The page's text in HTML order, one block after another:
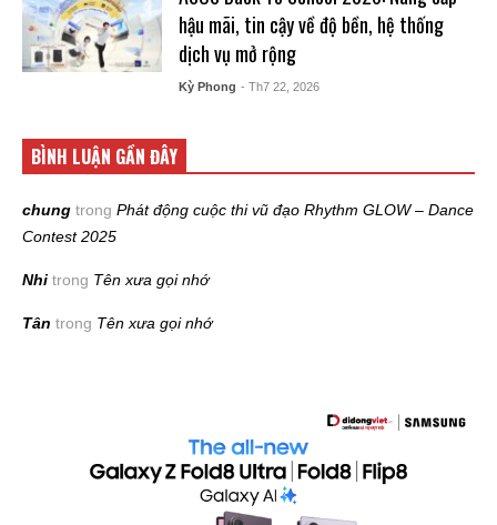
hậu mãi, tin cậy về độ bền, hệ thống
dịch vụ mở rộng
Kỳ Phong - Th7 22, 2026
BÌNH LUẬN GẦN ĐÂY
chung trong Phát động cuộc thi vũ đạo Rhythm GLOW – Dance
Contest 2025
Nhi trong Tên xưa gọi nhớ
Tân trong Tên xưa gọi nhớ